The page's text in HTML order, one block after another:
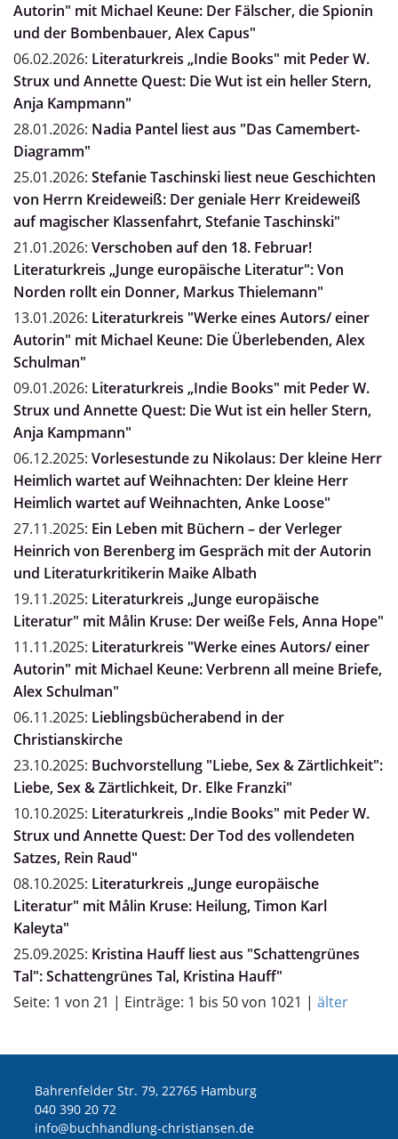
Autorin" mit Michael Keune: Der Fälscher, die Spionin
und der Bombenbauer, Alex Capus"
06.02.2026: Literaturkreis „Indie Books" mit Peder W.
Strux und Annette Quest: Die Wut ist ein heller Stern,
Anja Kampmann"
28.01.2026: Nadia Pantel liest aus "Das Camembert-
Diagramm"
25.01.2026: Stefanie Taschinski liest neue Geschichten
von Herrn Kreideweiß: Der geniale Herr Kreideweiß
auf magischer Klassenfahrt, Stefanie Taschinski"
21.01.2026: Verschoben auf den 18. Februar!
Literaturkreis „Junge europäische Literatur": Von
Norden rollt ein Donner, Markus Thielemann"
13.01.2026: Literaturkreis "Werke eines Autors/ einer
Autorin" mit Michael Keune: Die Überlebenden, Alex
Schulman"
09.01.2026: Literaturkreis „Indie Books" mit Peder W.
Strux und Annette Quest: Die Wut ist ein heller Stern,
Anja Kampmann"
06.12.2025: Vorlesestunde zu Nikolaus: Der kleine Herr
Heimlich wartet auf Weihnachten: Der kleine Herr
Heimlich wartet auf Weihnachten, Anke Loose"
27.11.2025: Ein Leben mit Büchern – der Verleger
Heinrich von Berenberg im Gespräch mit der Autorin
und Literaturkritikerin Maike Albath
19.11.2025: Literaturkreis „Junge europäische
Literatur" mit Målin Kruse: Der weiße Fels, Anna Hope"
11.11.2025: Literaturkreis "Werke eines Autors/ einer
Autorin" mit Michael Keune: Verbrenn all meine Briefe,
Alex Schulman"
06.11.2025: Lieblingsbücherabend in der
Christianskirche
23.10.2025: Buchvorstellung "Liebe, Sex & Zärtlichkeit":
Liebe, Sex & Zärtlichkeit, Dr. Elke Franzki"
10.10.2025: Literaturkreis „Indie Books" mit Peder W.
Strux und Annette Quest: Der Tod des vollendeten
Satzes, Rein Raud"
08.10.2025: Literaturkreis „Junge europäische
Literatur" mit Målin Kruse: Heilung, Timon Karl
Kaleyta"
25.09.2025: Kristina Hauff liest aus "Schattengrünes
Tal": Schattengrünes Tal, Kristina Hauff"
Seite: 1 von 21 | Einträge: 1 bis 50 von 1021 | älter
Bahrenfelder Str. 79, 22765 Hamburg
040 390 20 72
ed.nesnaitsirhc-gnuldnahhcub@ofni